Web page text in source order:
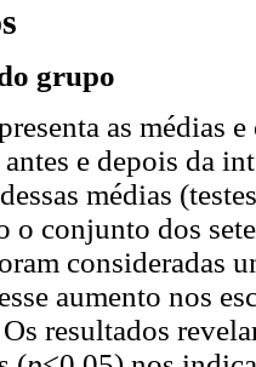
grupo
as médias
e depois da
médias
o conjunto dos
consideradas
aumento nos
resultados